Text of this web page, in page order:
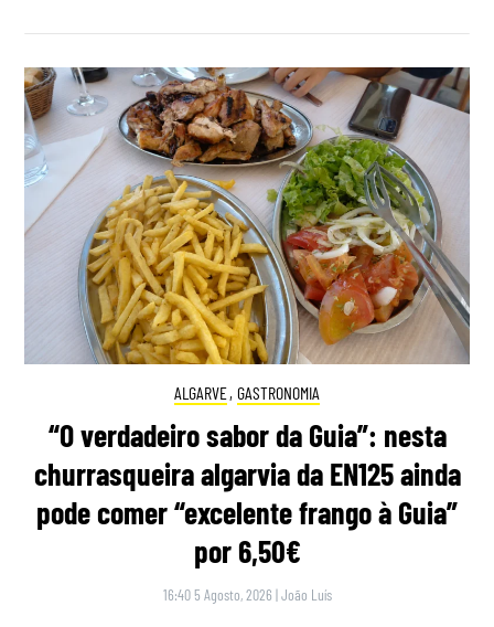
ALGARVE, GASTRONOMIA
“O verdadeiro sabor da Guia”: nesta
churrasqueira algarvia da EN125 ainda
pode comer “excelente frango à Guia”
por 6,50€
16:40 5 Agosto, 2026 |João Luís